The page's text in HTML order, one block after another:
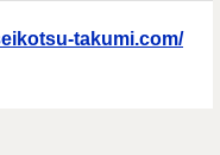
takumi.com/